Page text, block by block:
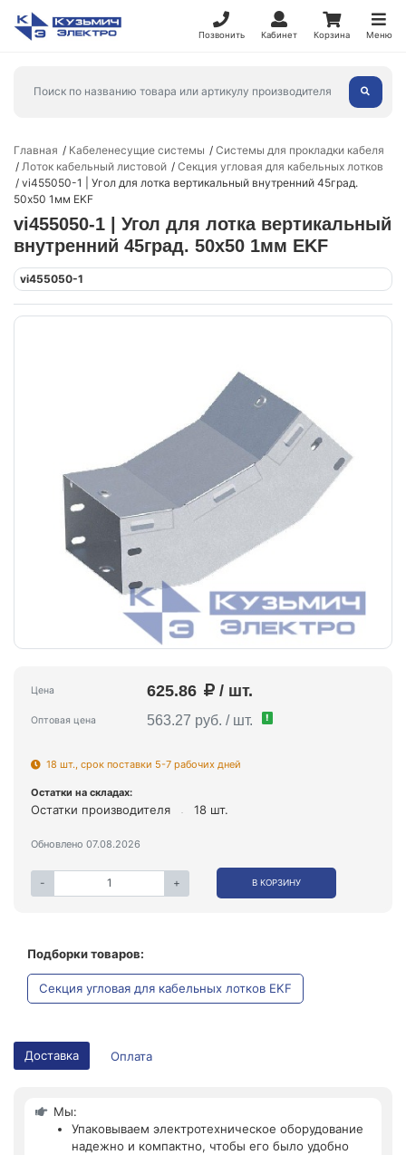
Позвонить Кабинет Корзина Меню
Главная Кабеленесущие системы
Системы для прокладки кабеля
Лоток кабельный листовой
Секция угловая для кабельных лотков
vi455050-1 | Угол для лотка вертикальный внутренний 45град.
50х50 1мм EKF
vi455050-1 | Угол для лотка вертикальный
внутренний 45град. 50х50 1мм EKF
vi455050-1
Цена 625.86 / шт.
Оптовая цена 563.27 руб. / шт. !
18 шт., срок поставки 5-7 рабочих дней
Остатки на складах:
Остатки производителя 18 шт.
Обновлено 07.08.2026
- + В КОРЗИНУ
Подборки товаров:
Секция угловая для кабельных лотков EKF
Доставка Оплата
Мы:
Упаковываем электротехническое оборудование
надежно и компактно, чтобы его было удобно